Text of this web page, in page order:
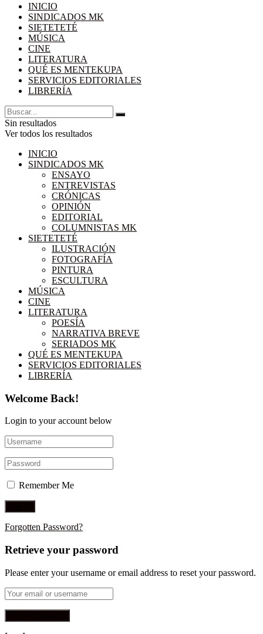
INICIO
SINDICADOS MK
SIETETETÉ
MÚSICA
CINE
LITERATURA
QUÉ ES MENTEKUPA
SERVICIOS EDITORIALES
LIBRERÍA
Sin resultados
Ver todos los resultados
INICIO
SINDICADOS MK
ENSAYO
ENTREVISTAS
CRÓNICAS
OPINIÓN
EDITORIAL
COLUMNISTAS MK
SIETETETÉ
ILUSTRACIÓN
FOTOGRAFÍA
PINTURA
ESCULTURA
MÚSICA
CINE
LITERATURA
POESÍA
NARRATIVA BREVE
SERIADOS MK
QUÉ ES MENTEKUPA
SERVICIOS EDITORIALES
LIBRERÍA
Welcome Back!
Login to your account below
Remember Me
Forgotten Password?
Retrieve your password
Please enter your username or email address to reset your password.